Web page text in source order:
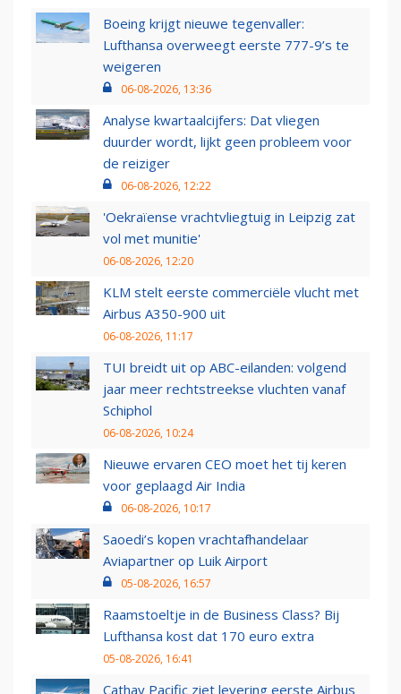
Boeing krijgt nieuwe tegenvaller:
Lufthansa overweegt eerste 777-9’s te
weigeren
06-08-2026, 13:36
Analyse kwartaalcijfers: Dat vliegen
duurder wordt, lijkt geen probleem voor
de reiziger
06-08-2026, 12:22
'Oekraïense vrachtvliegtuig in Leipzig zat
vol met munitie'
06-08-2026, 12:20
KLM stelt eerste commerciële vlucht met
Airbus A350-900 uit
06-08-2026, 11:17
TUI breidt uit op ABC-eilanden: volgend
jaar meer rechtstreekse vluchten vanaf
Schiphol
06-08-2026, 10:24
Nieuwe ervaren CEO moet het tij keren
voor geplaagd Air India
06-08-2026, 10:17
Saoedi’s kopen vrachtafhandelaar
Aviapartner op Luik Airport
05-08-2026, 16:57
Raamstoeltje in de Business Class? Bij
Lufthansa kost dat 170 euro extra
05-08-2026, 16:41
Cathay Pacific ziet levering eerste Airbus